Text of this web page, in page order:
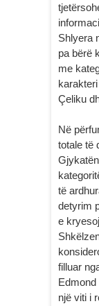
Shlyera
pa bërë
me
Çeliku
Në
totale të
të
detyrim
e
filluar
Edmond
një viti i